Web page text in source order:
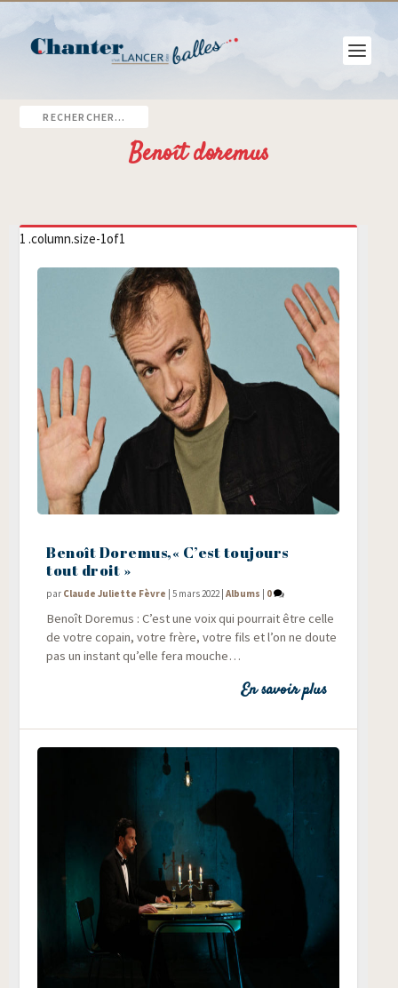
Benoît doremus
Benoît Doremus,« C’est toujours
tout droit »
par Claude Juliette Fèvre |5 mars 2022 |Albums | 0
Benoît Dore­mus : C’est une voix qui pour­rait être celle
de votre copain, votre frère, votre fils et l’on ne doute
pas un ins­tant qu’elle fera mouche…
En savoir plus